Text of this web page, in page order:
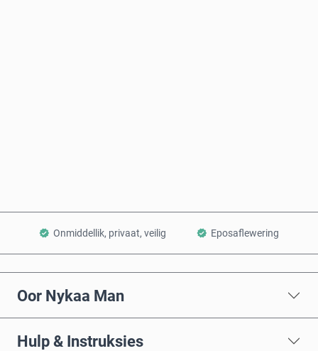
Onmiddellik, privaat, veilig Eposaflewering
Oor Nykaa Man
Hulp & Instruksies